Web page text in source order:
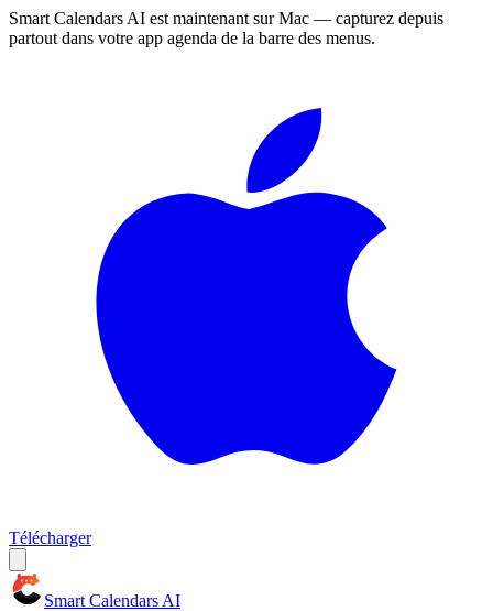
Smart Calendars AI est maintenant sur Mac — capturez depuis
partout dans votre app agenda de la barre des menus.
Télécharger
Smart Calendars AI